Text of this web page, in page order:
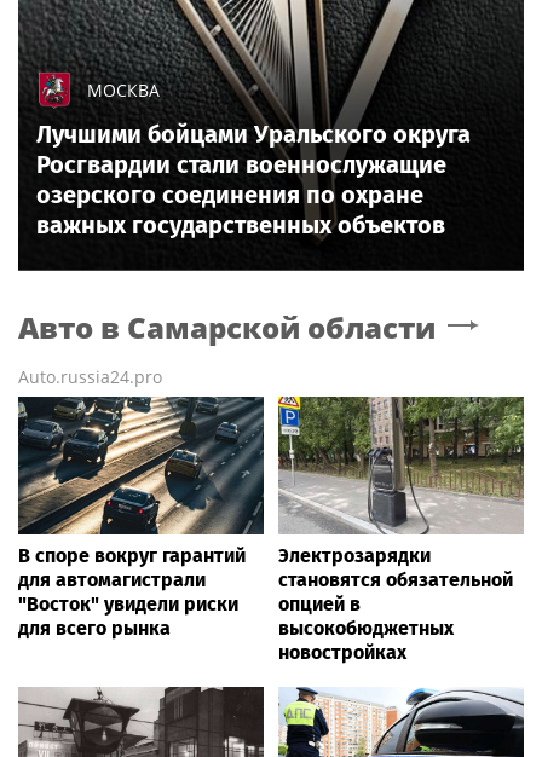
МОСКВА
Лучшими бойцами Уральского округа
Росгвардии стали военнослужащие
озерского соединения по охране
важных государственных объектов
Авто в Самарской области
Auto.russia24.pro
В споре вокруг гарантий
для автомагистрали
"Восток" увидели риски
для всего рынка
Электрозарядки
становятся обязательной
опцией в
высокобюджетных
новостройках